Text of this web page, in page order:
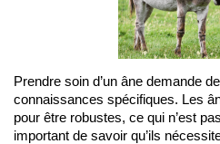
Prendre soin d’un âne demande
connaissances spécifiques. Les
pour être robustes, ce qui n’est
important de savoir qu’ils